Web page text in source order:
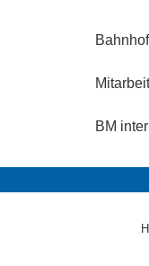
Main
BM